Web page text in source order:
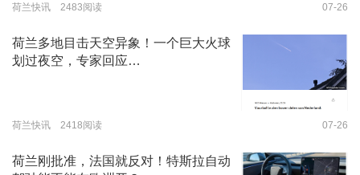
荷兰快讯 2483阅读 07-26
荷兰多地目击天空异象！一个巨大火球
划过夜空，专家回应…
荷兰快讯 2418阅读 07-26
荷兰刚批准，法国就反对！特斯拉自动